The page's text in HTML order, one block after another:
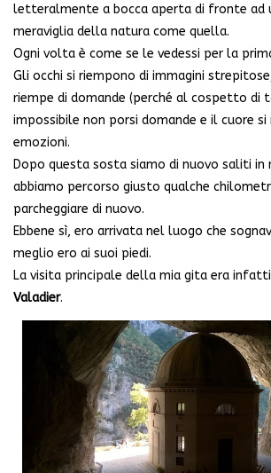
letteralmente a bocca aperta di fronte ad
meraviglia della natura come quella.
Ogni volta è come se le vedessi per la
Gli occhi si riempono di immagini
riempe di domande (perché al cospetto di
impossibile non porsi domande e il cuore si
emozioni.
Dopo questa sosta siamo di nuovo saliti in
abbiamo percorso giusto qualche
parcheggiare di nuovo.
Ebbene sì, ero arrivata nel luogo che
meglio ero ai suoi piedi.
La visita principale della mia gita era
Valadier.